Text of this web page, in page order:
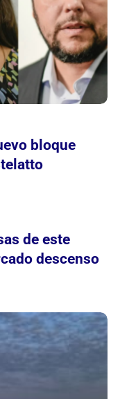
bloque
de este
descenso